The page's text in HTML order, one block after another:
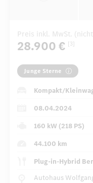
Preis inkl. MwSt.
28.900 € [3]
Junge Sterne
Kompakt/
08.04.2024
160 kW (218 PS)
44.100 km
Plug-in-Hybrid
Autohaus